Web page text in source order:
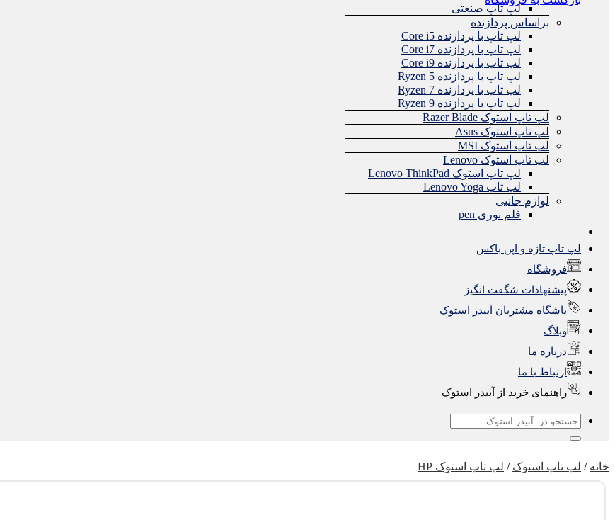
لپ تاپ صنعتی
براساس پردازنده
لپ تاپ با پردازنده Core i5
لپ تاپ با پردازنده Core i7
لپ تاپ با پردازنده Core i9
لپ تاپ با پردازنده Ryzen 5
لپ تاپ با پردازنده Ryzen 7
لپ تاپ با پردازنده Ryzen 9
لپ تاپ استوک Razer Blade
لپ تاپ استوک Asus
لپ تاپ استوک MSI
لپ تاپ استوک Lenovo
لپ تاپ استوک Lenovo ThinkPad
لپ تاپ Lenovo Yoga
لوازم جانبی
قلم نوری pen
لپ تاپ تازه و اپن باکس
فروشگاه
پیشنهادات شگفت انگیز
باشگاه مشتریان آبیدر استوک
وبلاگ
درباره ما
ارتباط با ما
راهنمای خرید از آبیدر استوک
جستجو
خانه / لپ تاپ استوک / لپ تاپ استوک HP